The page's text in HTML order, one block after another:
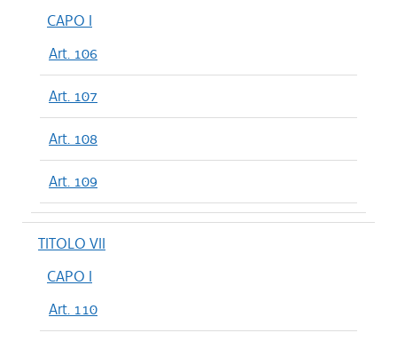
CAPO I
Art. 106
Art. 107
Art. 108
Art. 109
TITOLO VII
CAPO I
Art. 110